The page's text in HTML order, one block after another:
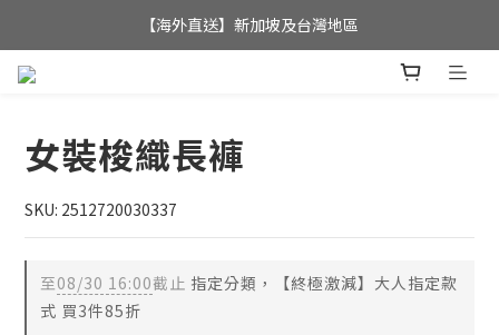
全店滿$350，即可享港澳地區免運費;
【海外直送】新加坡及台灣地區
女裝梭織長褲
SKU: 2512720030337
至08/30 16:00截止 指定分類，【終極激減】大人指定款
式 買3件85折